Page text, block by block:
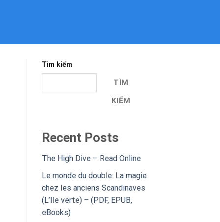
Tìm kiếm
TÌM
KIẾM
Recent Posts
The High Dive – Read Online
Le monde du double: La magie
chez les anciens Scandinaves
(L’Ile verte) – (PDF, EPUB,
eBooks)